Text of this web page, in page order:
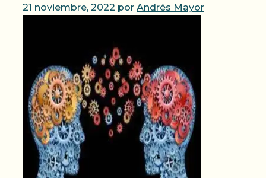
21 noviembre, 2022 por Andrés Mayor